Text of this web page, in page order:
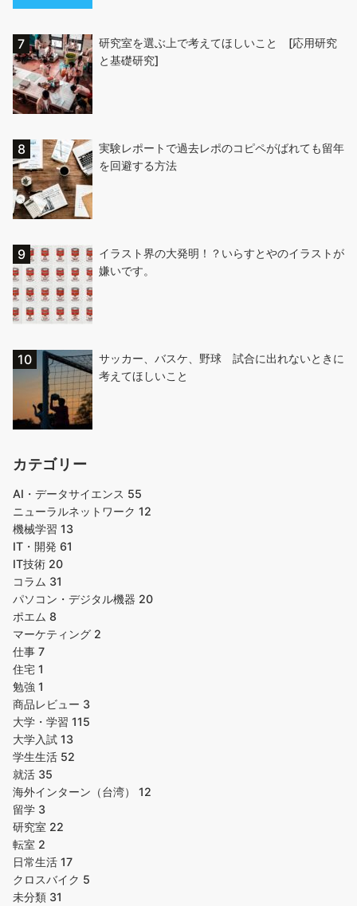
研究室を選ぶ上で考えてほしいこと [応用研究
と基礎研究]
実験レポートで過去レポのコピペがばれても留年
を回避する方法
イラスト界の大発明！？いらすとやのイラストが
嫌いです。
サッカー、バスケ、野球 試合に出れないときに
考えてほしいこと
カテゴリー
AI・データサイエンス 55
ニューラルネットワーク 12
機械学習 13
IT・開発 61
IT技術 20
コラム 31
パソコン・デジタル機器 20
ポエム 8
マーケティング 2
仕事 7
住宅 1
勉強 1
商品レビュー 3
大学・学習 115
大学入試 13
学生生活 52
就活 35
海外インターン（台湾） 12
留学 3
研究室 22
転室 2
日常生活 17
クロスバイク 5
未分類 31